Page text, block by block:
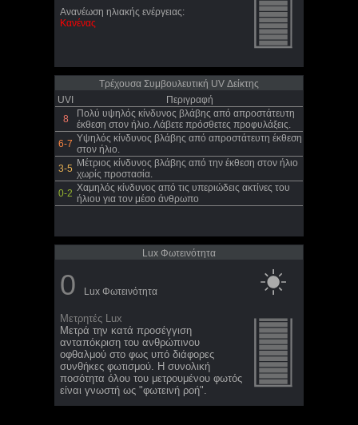
Ανανέωση ηλιακής ενέργειας:
Κανένας
Τρέχουσα Συμβουλευτική UV Δείκτης
UVI
Περιγραφή
8
Πολύ υψηλός κίνδυνος βλάβης από απροστάτευτη
έκθεση στον ήλιο. Λάβετε πρόσθετες προφυλάξεις.
6-7 Υψηλός κίνδυνος βλάβης από απροστάτευτη έκθεση
στον ήλιο.
3-5 Μέτριος κίνδυνος βλάβης από την έκθεση στον ήλιο
χωρίς προστασία.
0-2 Χαμηλός κίνδυνος από τις υπεριώδεις ακτίνες του
ήλιου για τον μέσο άνθρωπο
Lux Φωτεινότητα
0 Lux Φωτεινότητα
Μετρητές Lux
Μετρά την κατά προσέγγιση
ανταπόκριση του ανθρώπινου
οφθαλμού στο φως υπό διάφορες
συνθήκες φωτισμού. Η συνολική
ποσότητα όλου του μετρουμένου φωτός
είναι γνωστή ως "φωτεινή ροή".